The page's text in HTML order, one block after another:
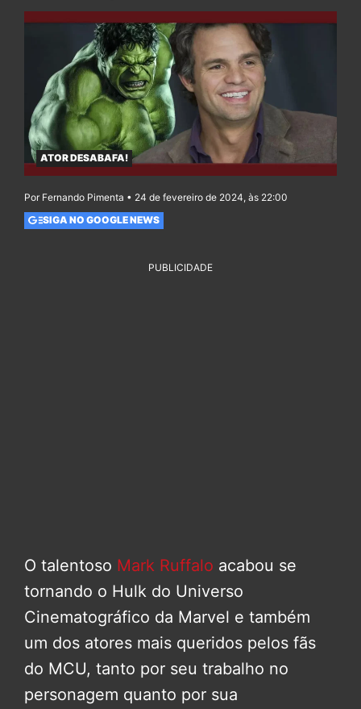
ATOR DESABAFA!
Por Fernando Pimenta • 24 de fevereiro de 2024, às 22:00
SIGA NO GOOGLE NEWS
PUBLICIDADE
O talentoso Mark Ruffalo acabou se
tornando o Hulk do Universo
Cinematográfico da Marvel e também
um dos atores mais queridos pelos fãs
do MCU, tanto por seu trabalho no
personagem quanto por sua